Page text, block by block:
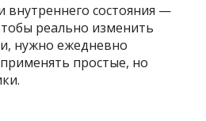
состояния —
реально изменить
нужно ежедневно
простые, но